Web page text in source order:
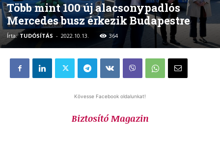
Több mint 100 új alacsonypadlós
Mercedes busz érkezik Budapestre
Írta: TUDÓSÍTÁS - 2022.10.13. 364
Kövesse Facebook oldalunkat!
Biztosító Magazin